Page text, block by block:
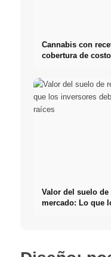
Cannabis con
cobertura de
Valor del suelo
mercado: Lo que